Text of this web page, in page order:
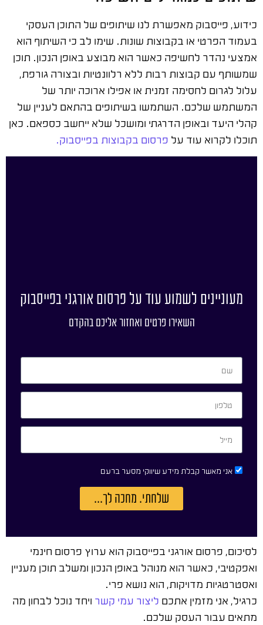
כידוע, פייסבוק מאפשרת לנו שיתופים של התוכן העסקי
בעמוד הפרטי או בקבוצות שונות. שימו לב כי השיתוף הוא
אמצעי נהדר לחשיפה כאשר הוא מבוצע באופן הנכון. תוכן
שמשותף עם קבוצות רבות ללא רלוונטיות ובצורה גורפת,
עלול לגרום לחסימה זמנית או אפילו ארוכה יותר של
המשתמש שלכם. השתמשו בשיתופים בהתאם לעניין של
קהלי היעד ובאופן הדרגתי ומושכל שלא ייחשב כספאם. כאן
תוכלו לקרוא עוד על פרסום בקבוצות בפייסבוק.
מעוניינים לשמוע עוד על פרסום אורגני בפייסבוק
השאירו פרטים ואחזור אליכם בהקדם
אני מאשר קבלת מידע שיווקי מסער ברעם
שלחתי. מחכה לך...
לסיכום, פרסום אורגני בפייסבוק הוא ערוץ פרסום חינמי
ואפקטיבי, כאשר הוא מנוהל באופן הנכון ומשלב תוכן מעניין
ואסטרטגיות מדויקות, הוא נושא פרי.
כרגיל, אני מזמין אתכם ליצור עמי קשר ויחד נוכל לבחון מה
מתאים עבור העסק שלכם.